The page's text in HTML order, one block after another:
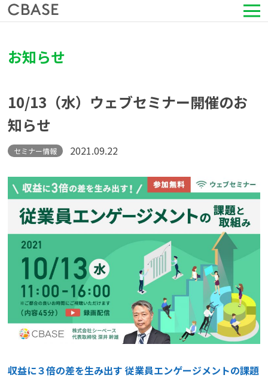
導入事例
セミナー情報
HRコラム
お知らせ
会社情報
よくある質問
資料請求(無料) お見積もり依頼
お知らせ
10/13（水）ウェブセミナー開催のお
知らせ
セミナー情報 2021.09.22
収益に３倍の差を生み出す 従業員エンゲージメントの課題